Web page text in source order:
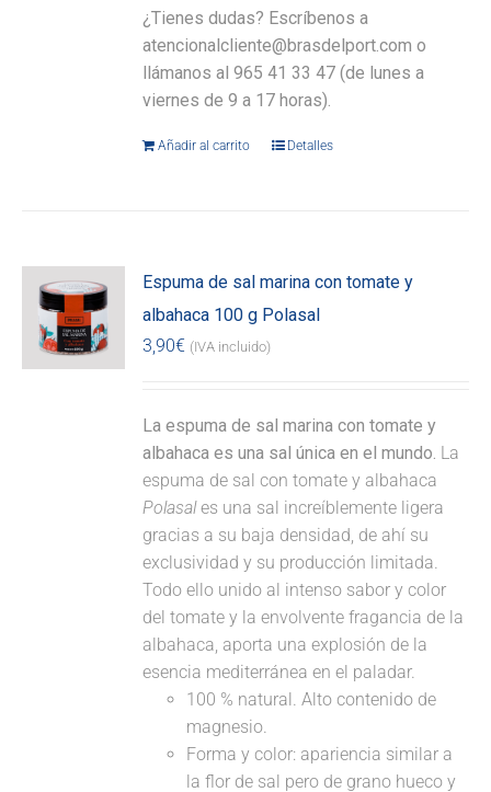
¿Tienes dudas? Escríbenos a
atencionalcliente@brasdelport.com o
llámanos al 965 41 33 47 (de lunes a
viernes de 9 a 17 horas).
Añadir al carrito Detalles
Espuma de sal marina con tomate y
albahaca 100 g Polasal
3,90€ (IVA incluido)
La espuma de sal marina con tomate y
albahaca es una sal única en el mundo. La
espuma de sal con tomate y albahaca
Polasales una sal increíblemente ligera
gracias a su baja densidad, de ahí su
exclusividad y su producción limitada.
Todo ello unido al intenso sabor y color
del tomate y la envolvente fragancia de la
albahaca, aporta una explosión de la
esencia mediterránea en el paladar.
100 % natural. Alto contenido de
magnesio.
Forma y color: apariencia similar a
la flor de sal pero de grano hueco y